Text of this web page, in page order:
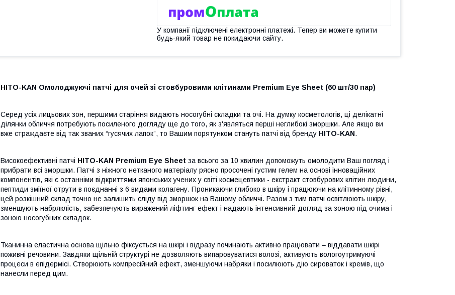
У компанії підключені електронні платежі. Тепер ви можете купити
будь-який товар не покидаючи сайту.
HITO-KAN Омолоджуючі патчі для очей зі стовбуровими клітинами Premium Eye Sheet (60 шт/30 пар)
Серед усіх лицьових зон, першими старіння видають носогубні складки та очі. На думку косметологів, ці делікатні
ділянки обличчя потребують посиленого догляду ще до того, як з'являться перші неглибокі зморшки. Але якщо ви
вже страждаєте від так званих “гусячих лапок”, то Вашим порятунком стануть патчі від бренду HITO-KAN.
Високоефективні патчі HITO-KAN Premium Eye Sheet за всього за 10 хвилин допоможуть омолодити Ваш погляд і
прибрати всі зморшки. Патчі з ніжного нетканого матеріалу рясно просочені густим гелем на основі інноваційних
компонентів, які є останніми відкриттями японських учених у світі космецевтики - екстракт стовбурових клітин людини,
пептиди зміїної отрути в поєднанні з 6 видами колагену. Проникаючи глибоко в шкіру і працюючи на клітинному рівні,
цей розкішний склад точно не залишить сліду від зморшок на Вашому обличчі. Разом з тим патчі освітлюють шкіру,
зменшують набряклість, забезпечують виражений ліфтинг ефект і надають інтенсивний догляд за зоною під очима і
зоною носогубних складок.
Тканинна еластична основа щільно фіксується на шкірі і відразу починають активно працювати – віддавати шкірі
поживні речовини. Завдяки щільній структурі не дозволяють випаровуватися волозі, активують вологоутримуючі
процеси в епідермісі. Створюють компресійний ефект, зменшуючи набряки і посилюють дію сироваток і кремів, що
нанесли перед цим.